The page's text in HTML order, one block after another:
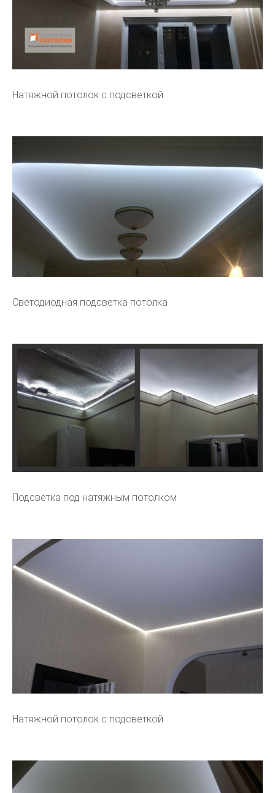
Натяжной потолок с подсветкой
Светодиодная подсветка потолка
Подсветка под натяжным потолком
Натяжной потолок с подсветкой